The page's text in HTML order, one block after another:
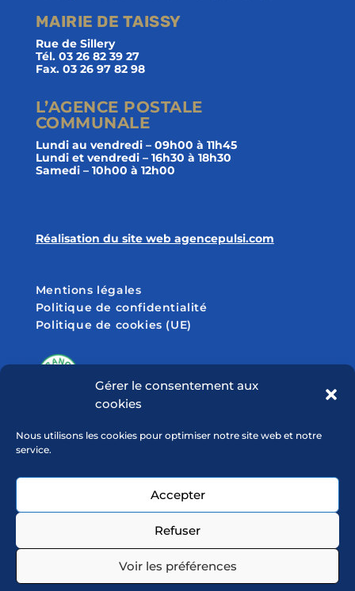
Gérer le consentement aux
cookies
Nous utilisons les cookies pour optimiser notre site web et notre
service.
Accepter
Refuser
Voir les préférences
MAIRIE DE TAISSY
Rue de Sillery
Tél. 03 26 82 39 27
Fax. 03 26 97 82 98
L’AGENCE POSTALE
COMMUNALE
Lundi au vendredi – 09h00 à 11h45
Lundi et vendredi – 16h30 à 18h30
Samedi – 10h00 à 12h00
Réalisation du site web agencepulsi.com
Mentions légales
Politique de confidentialité
Politique de cookies (UE)
SUIVEZ-NOUS SUR